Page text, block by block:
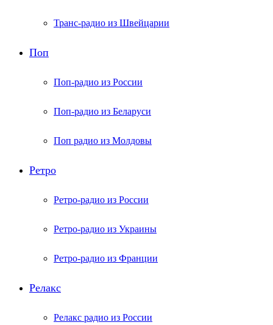
Транс-радио из Швейцарии
Поп
Поп-радио из России
Поп-радио из Беларуси
Поп радио из Молдовы
Ретро
Ретро-радио из России
Ретро-радио из Украины
Ретро-радио из Франции
Релакс
Релакс радио из России